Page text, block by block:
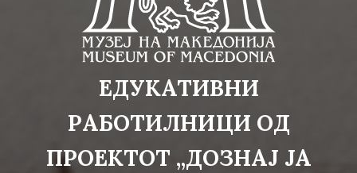
ЕДУКАТИВНИ
РАБОТИЛНИЦИ ОД
ПРОЕКТОТ „ДОЗНАЈ ЈА